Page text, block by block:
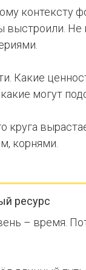
контексту
выстроили. Не
Какие
могут
круга
корнями.
ресурс
– время.